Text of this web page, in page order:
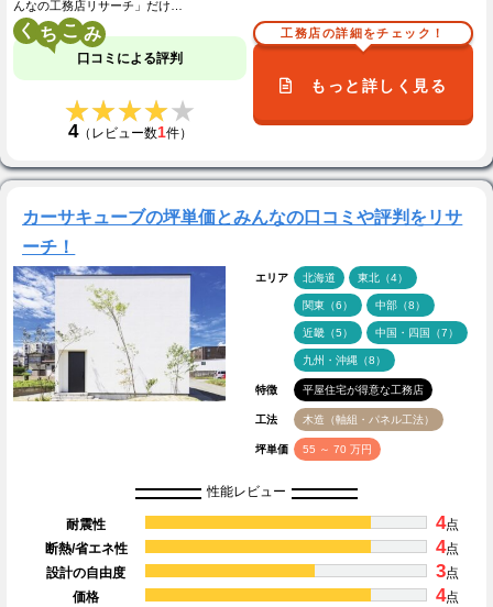
んなの工務店リサーチ」だけ…
く こ
口コミによる評判
★★★★★
★★★★★
4（レビュー数1件）
工務店の詳細をチェック！
もっと詳しく見る
カーサキューブの坪単価とみんなの口コミや評判をリサ
ーチ！
エリア 北海道 東北（4）
関東（6） 中部（8）
近畿（5） 中国・四国（7）
九州・沖縄（8）
特徴 平屋住宅が得意な工務店
工法 木造（軸組・パネル工法）
坪単価 55 ～ 70 万円
性能レビュー
耐震性 4点
断熱/省エネ性
4点
設計の自由度
3点
価格
4点